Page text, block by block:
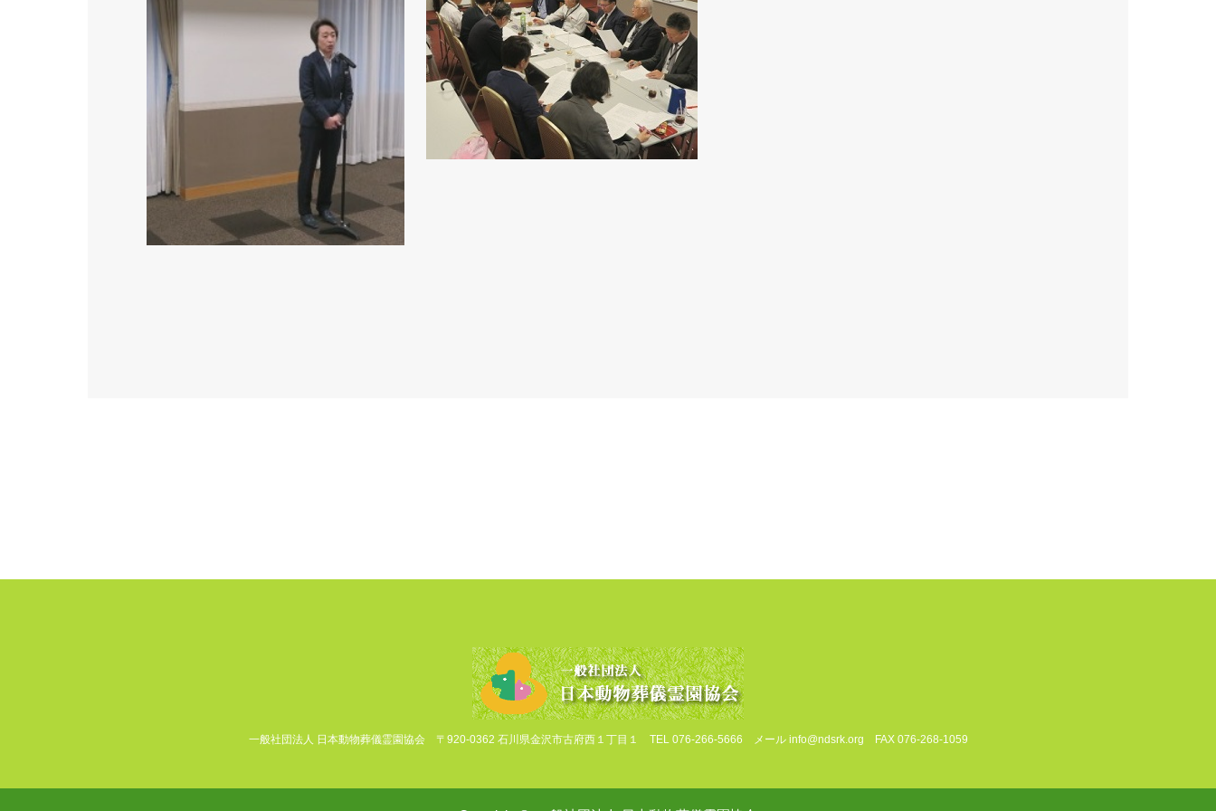
一般社団法人 日本動物葬儀霊園協会 〒920-0362 石川県金沢市古府西１丁目１ TEL 076-266-5666 メール info@ndsrk.org FAX 076-268-1059